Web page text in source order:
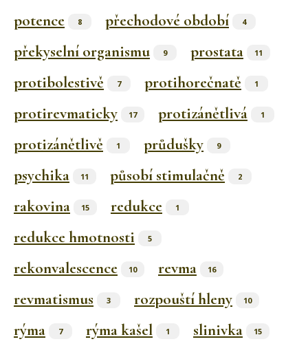
potence 8 přechodové období 4
překyselní organismu 9 prostata 11
protibolestivě 7 protihorečnatě 1
protirevmaticky 17 protizánětlivá 1
protizánětlivě 1 průdušky 9
psychika 11 působí stimulačně 2
rakovina 15 redukce 1
redukce hmotnosti 5
rekonvalescence 10 revma 16
revmatismus 3 rozpouští hleny 10
rýma 7 rýma kašel 1 slinivka 15